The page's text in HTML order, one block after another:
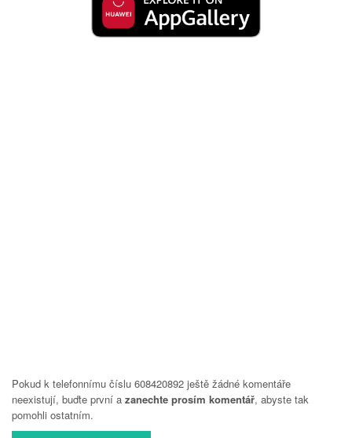
Pokud k telefonnímu číslu 608420892 ještě žádné komentáře
neexistují, buďte první a zanechte prosím komentář, abyste tak
pomohli ostatním.